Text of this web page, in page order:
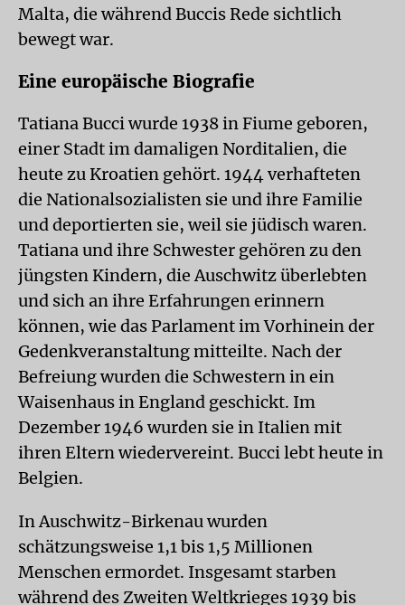
Malta, die während Buccis Rede sichtlich
bewegt war.
Eine europäische Biografie
Tatiana Bucci wurde 1938 in Fiume geboren,
einer Stadt im damaligen Norditalien, die
heute zu Kroatien gehört. 1944 verhafteten
die Nationalsozialisten sie und ihre Familie
und deportierten sie, weil sie jüdisch waren.
Tatiana und ihre Schwester gehören zu den
jüngsten Kindern, die Auschwitz überlebten
und sich an ihre Erfahrungen erinnern
können, wie das Parlament im Vorhinein der
Gedenkveranstaltung mitteilte. Nach der
Befreiung wurden die Schwestern in ein
Waisenhaus in England geschickt. Im
Dezember 1946 wurden sie in Italien mit
ihren Eltern wiedervereint. Bucci lebt heute in
Belgien.
In Auschwitz-Birkenau wurden
schätzungsweise 1,1 bis 1,5 Millionen
Menschen ermordet. Insgesamt starben
während des Zweiten Weltkrieges 1939 bis